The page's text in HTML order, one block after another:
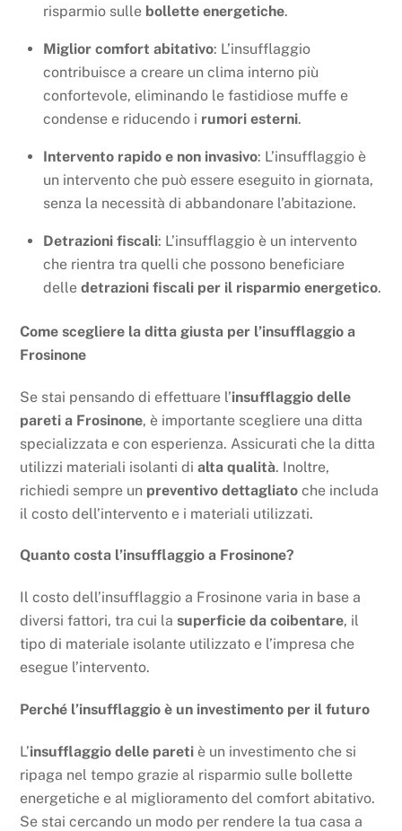
risparmio sulle bollette energetiche.
Miglior comfort abitativo: L’insufflaggio
contribuisce a creare un clima interno più
confortevole, eliminando le fastidiose muffe e
condense e riducendo i rumori esterni.
Intervento rapido e non invasivo: L’insufflaggio è
un intervento che può essere eseguito in giornata,
senza la necessità di abbandonare l’abitazione.
Detrazioni fiscali: L’insufflaggio è un intervento
che rientra tra quelli che possono beneficiare
delle detrazioni fiscali per il risparmio energetico.
Come scegliere la ditta giusta per l’insufflaggio a
Frosinone
Se stai pensando di effettuare l’insufflaggio delle
pareti a Frosinone, è importante scegliere una ditta
specializzata e con esperienza. Assicurati che la ditta
utilizzi materiali isolanti dialta qualità. Inoltre,
richiedi sempre un preventivo dettagliato che includa
il costo dell’intervento e i materiali utilizzati.
Quanto costa l’insufflaggio a Frosinone?
Il costo dell’insufflaggio a Frosinone varia in base a
diversi fattori, tra cui lasuperficie da coibentare, il
tipo di materiale isolante utilizzato e l’impresa che
esegue l’intervento.
Perché l’insufflaggio è un investimento per il futuro
L’insufflaggio delle pareti è un investimento che si
ripaga nel tempo grazie al risparmio sulle bollette
energetiche e al miglioramento del comfort abitativo.
Se stai cercando un modo per rendere la tua casa a